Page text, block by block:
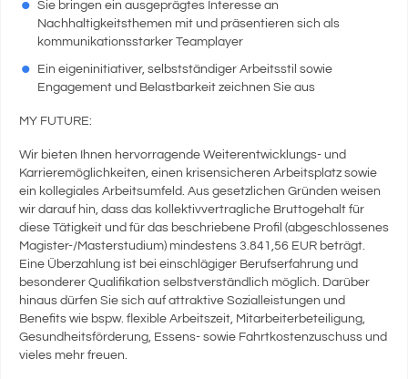
Sie bringen ein ausgeprägtes Interesse an
Nachhaltigkeitsthemen mit und präsentieren sich als
kommunikationsstarker Teamplayer
Ein eigeninitiativer, selbstständiger Arbeitsstil sowie
Engagement und Belastbarkeit zeichnen Sie aus
MY FUTURE:
Wir bieten Ihnen hervorragende Weiterentwicklungs- und
Karrieremöglichkeiten, einen krisensicheren Arbeitsplatz sowie
ein kollegiales Arbeitsumfeld. Aus gesetzlichen Gründen weisen
wir darauf hin, dass das kollektivvertragliche Bruttogehalt für
diese Tätigkeit und für das beschriebene Profil (abgeschlossenes
Magister-/Masterstudium) mindestens 3.841,56 EUR beträgt.
Eine Überzahlung ist bei einschlägiger Berufserfahrung und
besonderer Qualifikation selbstverständlich möglich. Darüber
hinaus dürfen Sie sich auf attraktive Sozialleistungen und
Benefits wie bspw. flexible Arbeitszeit, Mitarbeiterbeteiligung,
Gesundheitsförderung, Essens- sowie Fahrtkostenzuschuss und
vieles mehr freuen.